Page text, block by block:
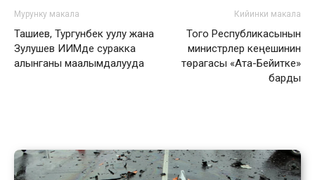
Мурунку макала
Ташиев, Тургунбек уулу жана
Зулушев ИИМде суракка
алынганы маалымдалууда
Кийинки макала
Того Республикасынын
министрлер кеңешинин
төрагасы «Ата-Бейитке»
барды